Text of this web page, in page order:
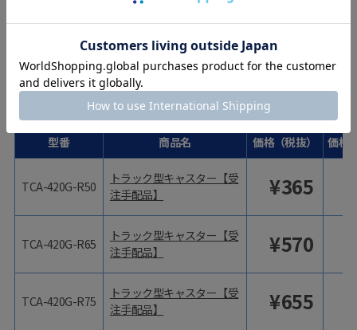
TCA-420G-R32
TCA-420G-R38
型番
TCA-420G-R50
TCA-420G-R65
TCA-420G-R75
注手配品】(廃止品)
¥
トラック型キャスター【受
注手配品】(廃止品)
¥225
商品名 価格（税抜） 価格
トラック型キャスター【受
注手配品】
¥365
トラック型キャスター【受
注手配品】
¥570
トラック型キャスター【受
注手配品】
¥655